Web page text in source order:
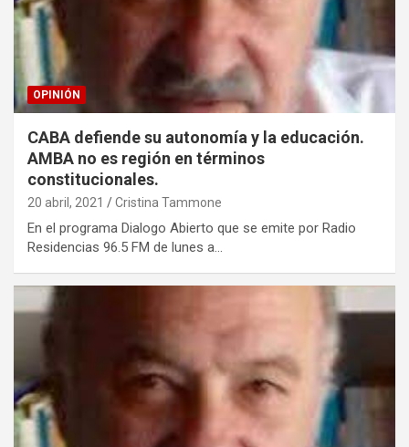
OPINIÓN
CABA defiende su autonomía y la educación.
AMBA no es región en términos
constitucionales.
20 abril, 2021 Cristina Tammone
En el programa Dialogo Abierto que se emite por Radio
Residencias 96.5 FM de lunes a…